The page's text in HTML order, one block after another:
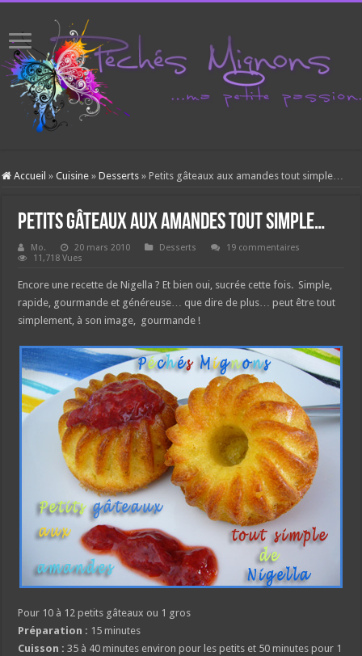
Accueil » Cuisine » Desserts » Petits gâteaux aux amandes tout simple…
Petits gâteaux aux amandes tout simple…
Mo. 20 mars 2010 Desserts
19 commentaires
11,718 Vues
Encore une recette de Nigella ? Et bien oui, sucrée cette fois. Simple,
rapide, gourmande et généreuse… que dire de plus… peut être tout
simplement, à son image, gourmande !
Pour 10 à 12 petits gâteaux ou 1 gros
Préparation : 15 minutes
Cuisson : 35 à 40 minutes environ pour les petits et 50 minutes pour 1